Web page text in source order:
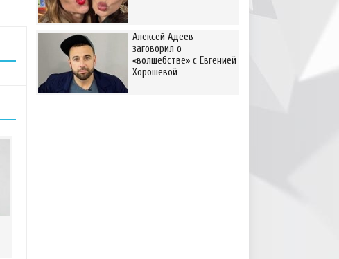
Алексей Адеев
заговорил о
«волшебстве» с Евгенией
Хорошевой